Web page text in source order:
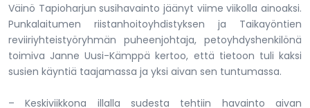
Väinö Tapioharjun susihavainto jäänyt viime viikolla ainoaksi.
Punkalaitumen riistanhoitoyhdistyksen ja Taikayöntien
reviiriyhteistyöryhmän puheenjohtaja, petoyhdyshenkilönä
toimiva Janne Uusi-Kämppä kertoo, että tietoon tuli kaksi
susien käyntiä taajamassa ja yksi aivan sen tuntumassa.
– Keskiviikkona illalla sudesta tehtiin havainto aivan